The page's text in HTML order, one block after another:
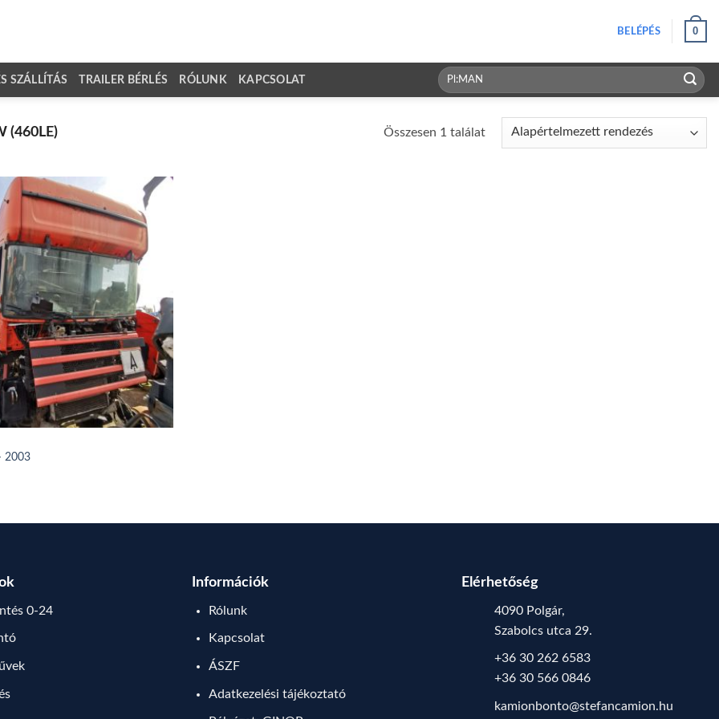
BELÉPÉS 0
SZÁLLÍTÁS TRAILER BÉRLÉS RÓLUNK KAPCSOLAT
Keresés
a
(460LE) Összesen 1 találat
2003
0-24
Információk
Rólunk
Kapcsolat
ÁSZF
Adatkezelési tájékoztató
Elérhetőség
4090 Polgár,
Szabolcs utca 29.
+36 30 262 6583
+36 30 566 0846
kamionbonto@stefancamion.hu